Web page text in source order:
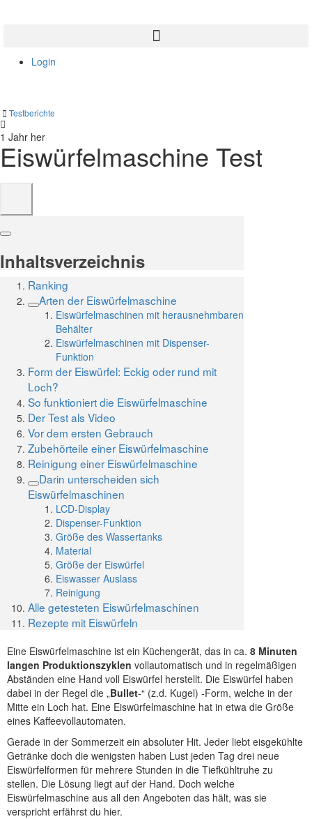
Login
Testberichte
1 Jahr her
Eiswürfelmaschine Test
Inhaltsverzeichnis
Ranking
Arten der Eiswürfelmaschine
Eiswürfelmaschinen mit herausnehmbaren
Behälter
Eiswürfelmaschinen mit Dispenser-
Funktion
Form der Eiswürfel: Eckig oder rund mit
Loch?
So funktioniert die Eiswürfelmaschine
Der Test als Video
Vor dem ersten Gebrauch
Zubehörteile einer Eiswürfelmaschine
Reinigung einer Eiswürfelmaschine
Darin unterscheiden sich
Eiswürfelmaschinen
LCD-Display
Dispenser-Funktion
Größe des Wassertanks
Material
Größe der Eiswürfel
Eiswasser Auslass
Reinigung
Alle getesteten Eiswürfelmaschinen
Rezepte mit Eiswürfeln
Eine Eiswürfelmaschine ist ein Küchengerät, das in ca. 8 Minuten
langen Produktionszyklen vollautomatisch und in regelmäßigen
Abständen eine Hand voll Eiswürfel herstellt. Die Eiswürfel haben
dabei in der Regel die „Bullet-“ (z.d. Kugel) -Form, welche in der
Mitte ein Loch hat. Eine Eiswürfelmaschine hat in etwa die Größe
eines Kaffeevollautomaten.
Gerade in der Sommerzeit ein absoluter Hit. Jeder liebt eisgekühlte
Getränke doch die wenigsten haben Lust jeden Tag drei neue
Eiswürfelformen für mehrere Stunden in die Tiefkühltruhe zu
stellen. Die Lösung liegt auf der Hand. Doch welche
Eiswürfelmaschine aus all den Angeboten das hält, was sie
verspricht erfährst du hier.